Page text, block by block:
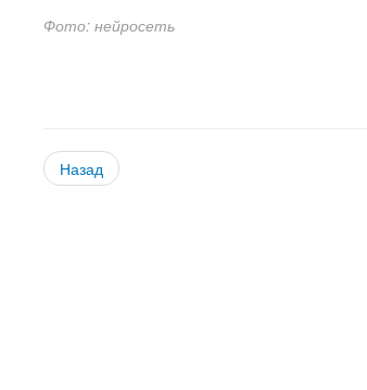
Фото: нейросеть
Назад